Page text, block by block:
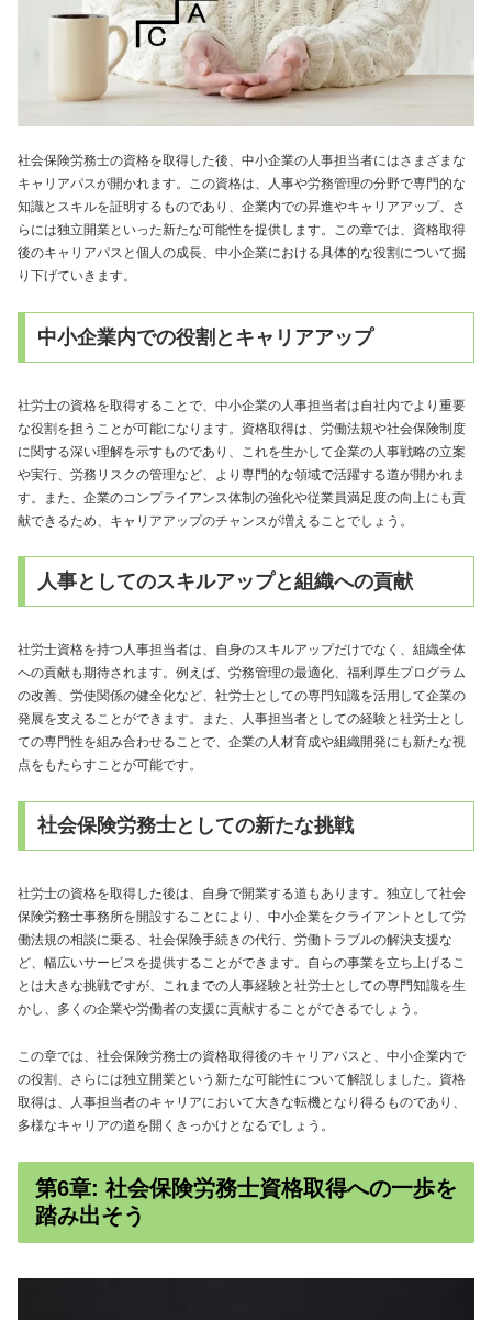
社会保険労務士の資格を取得した後、中小企業の人事担当者にはさまざまな
キャリアパスが開かれます。この資格は、人事や労務管理の分野で専門的な
知識とスキルを証明するものであり、企業内での昇進やキャリアアップ、さ
らには独立開業といった新たな可能性を提供します。この章では、資格取得
後のキャリアパスと個人の成長、中小企業における具体的な役割について掘
り下げていきます。
中小企業内での役割とキャリアアップ
社労士の資格を取得することで、中小企業の人事担当者は自社内でより重要
な役割を担うことが可能になります。資格取得は、労働法規や社会保険制度
に関する深い理解を示すものであり、これを生かして企業の人事戦略の立案
や実行、労務リスクの管理など、より専門的な領域で活躍する道が開かれま
す。また、企業のコンプライアンス体制の強化や従業員満足度の向上にも貢
献できるため、キャリアアップのチャンスが増えることでしょう。
人事としてのスキルアップと組織への貢献
社労士資格を持つ人事担当者は、自身のスキルアップだけでなく、組織全体
への貢献も期待されます。例えば、労務管理の最適化、福利厚生プログラム
の改善、労使関係の健全化など、社労士としての専門知識を活用して企業の
発展を支えることができます。また、人事担当者としての経験と社労士とし
ての専門性を組み合わせることで、企業の人材育成や組織開発にも新たな視
点をもたらすことが可能です。
社会保険労務士としての新たな挑戦
社労士の資格を取得した後は、自身で開業する道もあります。独立して社会
保険労務士事務所を開設することにより、中小企業をクライアントとして労
働法規の相談に乗る、社会保険手続きの代行、労働トラブルの解決支援な
ど、幅広いサービスを提供することができます。自らの事業を立ち上げるこ
とは大きな挑戦ですが、これまでの人事経験と社労士としての専門知識を生
かし、多くの企業や労働者の支援に貢献することができるでしょう。
この章では、社会保険労務士の資格取得後のキャリアパスと、中小企業内で
の役割、さらには独立開業という新たな可能性について解説しました。資格
取得は、人事担当者のキャリアにおいて大きな転機となり得るものであり、
多様なキャリアの道を開くきっかけとなるでしょう。
第6章: 社会保険労務士資格取得への一歩を
踏み出そう